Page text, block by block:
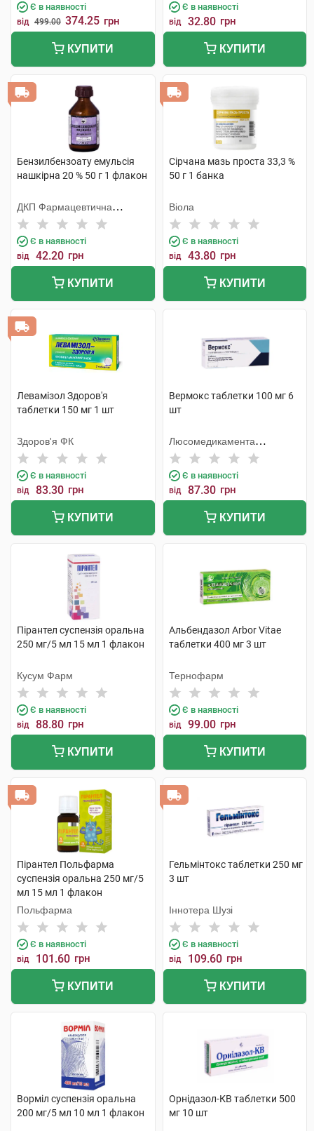
Є в наявності
від 499.00 374.25 грн
КУПИТИ
Є в наявності
від 32.80 грн
КУПИТИ
Бензилбензоату емульсія
нашкірна 20 % 50 г 1 флакон
ДКП Фармацевтична
фабрика
Є в наявності
від 42.20 грн
КУПИТИ
Сірчана мазь проста 33,3 %
50 г 1 банка
Віола
Є в наявності
від 43.80 грн
КУПИТИ
Левамізол Здоров'я
таблетки 150 мг 1 шт
Здоров'я ФК
Є в наявності
від 83.30 грн
КУПИТИ
Вермокс таблетки 100 мг 6
шт
Люсомедикамента
Сосьєдаде Текніка
Фармацеутика
Є в наявності
від 87.30 грн
КУПИТИ
Пірантел суспензія оральна
250 мг/5 мл 15 мл 1 флакон
Кусум Фарм
Є в наявності
від 88.80 грн
КУПИТИ
Альбендазол Arbor Vitae
таблетки 400 мг 3 шт
Тернофарм
Є в наявності
від 99.00 грн
КУПИТИ
Пірантел Польфарма
суспензія оральна 250 мг/5
мл 15 мл 1 флакон
Польфарма
Є в наявності
від 101.60 грн
КУПИТИ
Гельмінтокс таблетки 250 мг
3 шт
Іннотера Шузі
Є в наявності
від 109.60 грн
КУПИТИ
Ворміл суспензія оральна
200 мг/5 мл 10 мл 1 флакон
Орнідазол-КВ таблетки 500
мг 10 шт